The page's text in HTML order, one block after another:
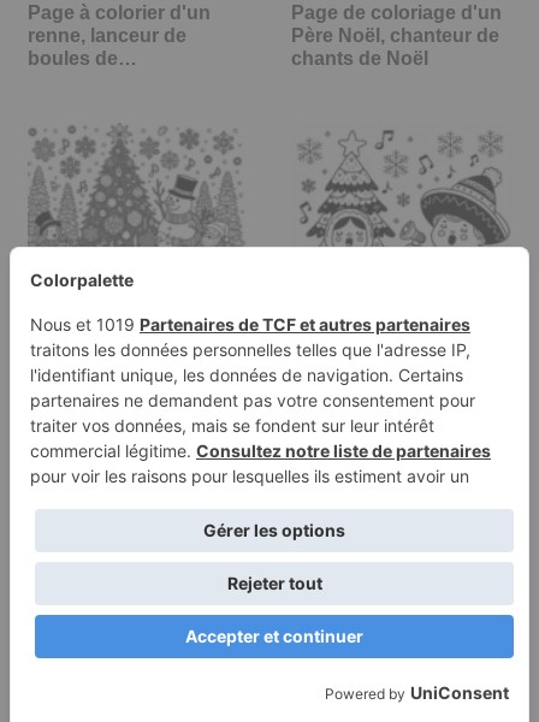
Page à colorier d'un
renne, lanceur de
boules de…
Page de coloriage d'un
Père Noël, chanteur de
chants de Noël
Page à colorier d'un
arbre de Noël, chanteur
de Noël…
Page à colorier d'un
arbre de Noël, fabricant
de…
Conditions
Politique de
confidentialité